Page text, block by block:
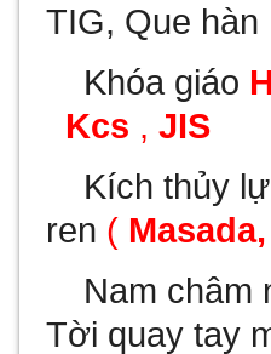
TIG, Que
Khóa giáo
Kcs ,JIS
Kích thủy
ren (
Nam châm
Tời quay tay